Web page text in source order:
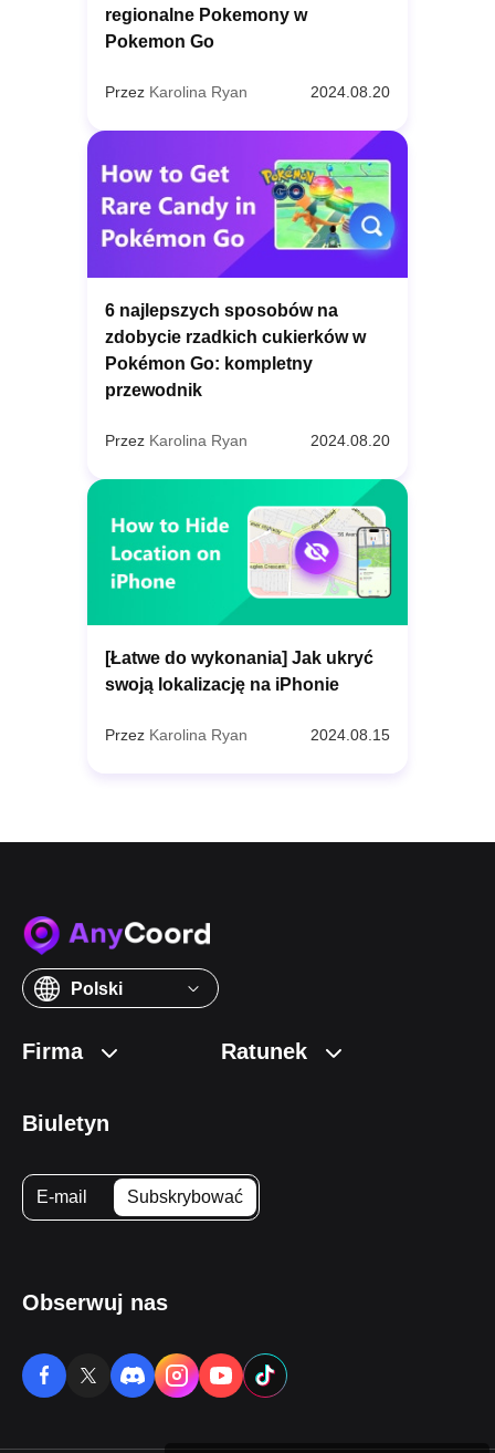
regionalne Pokemony w
Pokemon Go
Przez Karolina Ryan 2024.08.20
6 najlepszych sposobów na
zdobycie rzadkich cukierków w
Pokémon Go: kompletny
przewodnik
Przez Karolina Ryan 2024.08.20
[Łatwe do wykonania] Jak ukryć
swoją lokalizację na iPhonie
Przez Karolina Ryan 2024.08.15
Polski
Firma Ratunek
Biuletyn
Obserwuj nas